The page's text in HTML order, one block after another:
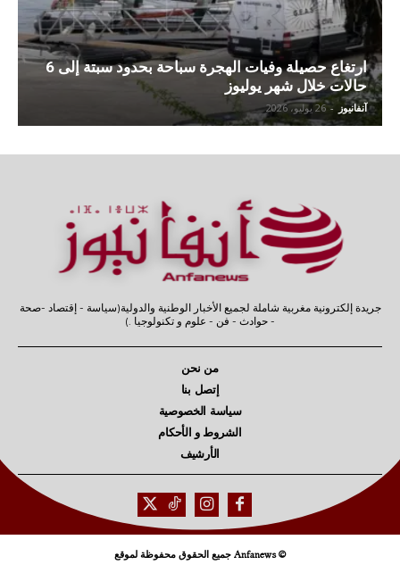
ارتغاع حصيلة وفيات الهجرة سباحة بحدود سبتة إلى 6
حالات خلال شهر يوليوز
آنفانيوز - 26 يوليو، 2026
جريدة إلكترونية مغربية شاملة لجميع الأخبار الوطنية والدولية(سياسة - إقتصاد -صحة
- حوادث - فن - علوم و تكنولوجيا .)
من نحن
إتصل بنا
سياسة الخصوصية
الشروط و الأحكام
الأرشيف
© Anfanews جميع الحقوق محفوظة لموقع